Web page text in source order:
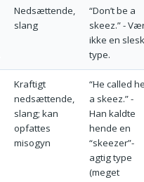
Nedsættende,
slang
“Don’t be a
skeez.” -
ikke en slesk
type.
Kraftigt
nedsættende,
slang; kan
opfattes
misogyn
“He called
a skeez.” -
Han kaldte
hende en
“skeezer”-
agtig type
(meget